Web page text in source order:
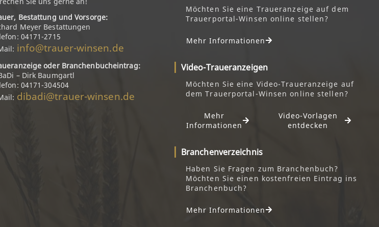
Bestattung und Vorsorge:
Meyer Bestattungen
04171-2715
info@trauer-winsen.de
oder Branchenbucheintrag:
– Dirk Baumgartl
04171-304504
dibadi@trauer-winsen.de
Möchten Sie eine Traueranzeige auf dem
Trauerportal-Winsen online stellen?
Mehr Informationen
Video-Traueranzeigen
Möchten Sie eine Video-Traueranzeige auf
dem Trauerportal-Winsen online stellen?
Mehr
Informationen
Video-Vorlagen
entdecken
Branchenverzeichnis
Haben Sie Fragen zum Branchenbuch?
Möchten Sie einen kostenfreien Eintrag ins
Branchenbuch?
Mehr Informationen